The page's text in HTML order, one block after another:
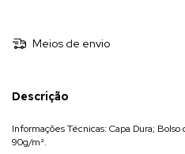
Meios de envio
Descrição
Informações Técnicas: Capa Dura;
90g/m².